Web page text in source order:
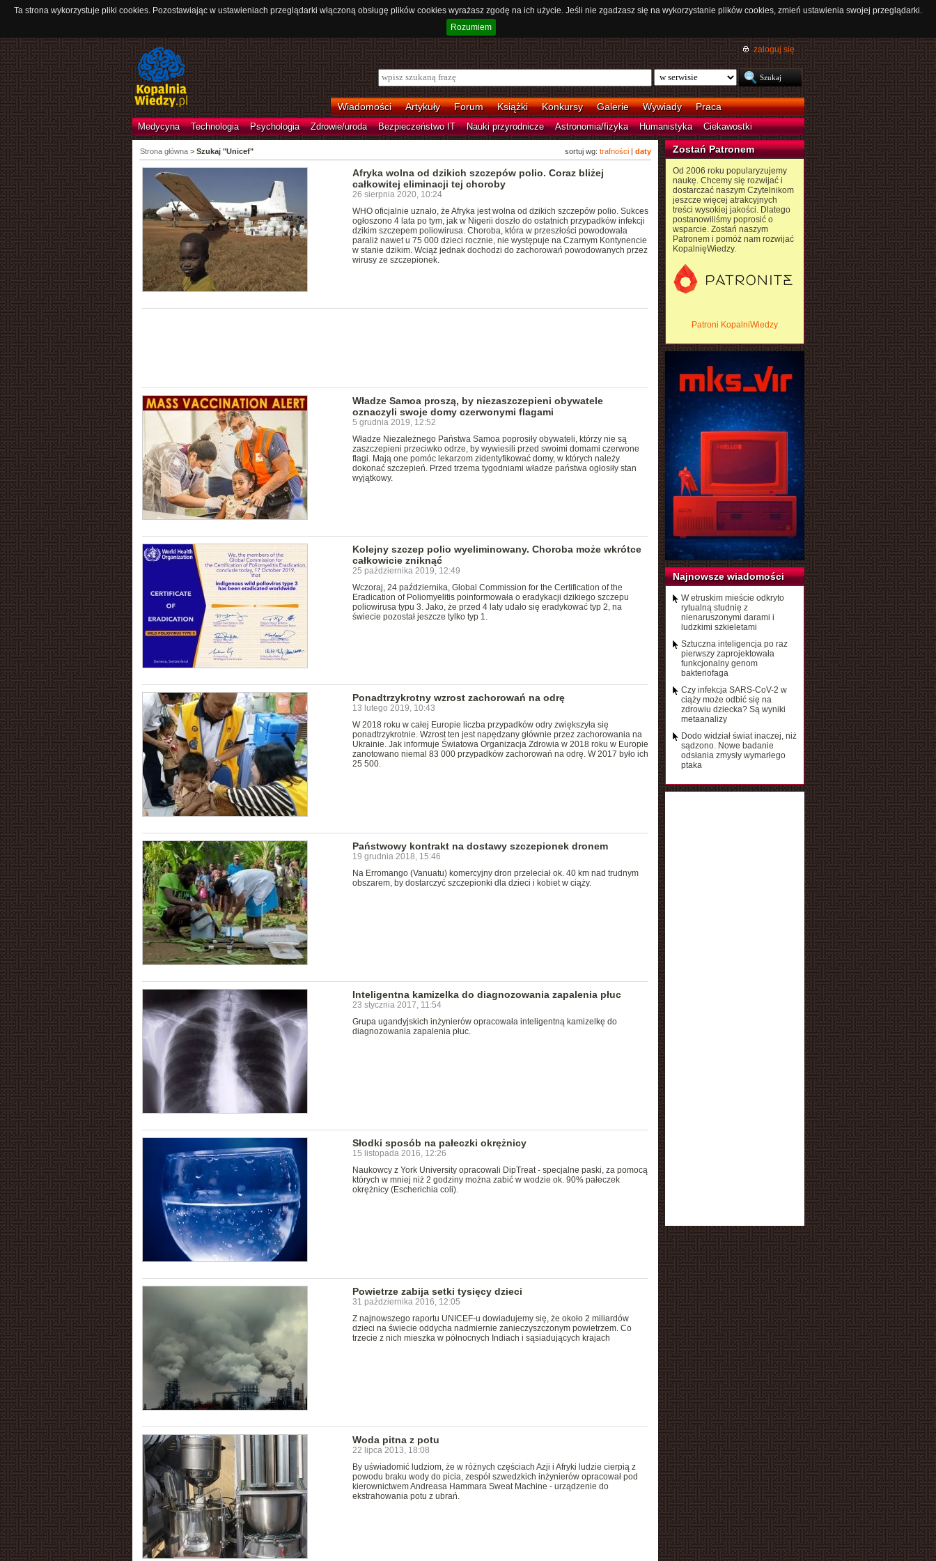
Ta strona wykorzystuje pliki cookies. Pozostawiając w ustawieniach przeglądarki włączoną obsługę plików cookies wyrażasz zgodę na ich użycie. Jeśli nie zgadzasz się na wykorzystanie plików cookies, zmień ustawienia swojej przeglądarki.
Rozumiem
zaloguj się
Wiadomości Artykuły Forum Książki Konkursy Galerie Wywiady Praca
Medycyna Technologia Psychologia Zdrowie/uroda Bezpieczeństwo IT Nauki przyrodnicze Astronomia/fizyka Humanistyka Ciekawostki
sortuj wg: trafności| daty
Strona główna> Szukaj "Unicef"
Afryka wolna od dzikich szczepów polio. Coraz bliżej
całkowitej eliminacji tej choroby
26 sierpnia 2020, 10:24
WHO oficjalnie uznało, że Afryka jest wolna od dzikich szczepów polio. Sukces
ogłoszono 4 lata po tym, jak w Nigerii doszło do ostatnich przypadków infekcji
dzikim szczepem poliowirusa. Choroba, która w przeszłości powodowała
paraliż nawet u 75 000 dzieci rocznie, nie występuje na Czarnym Kontynencie
w stanie dzikim. Wciąż jednak dochodzi do zachorowań powodowanych przez
wirusy ze szczepionek.
Władze Samoa proszą, by niezaszczepieni obywatele
oznaczyli swoje domy czerwonymi flagami
5 grudnia 2019, 12:52
Władze Niezależnego Państwa Samoa poprosiły obywateli, którzy nie są
zaszczepieni przeciwko odrze, by wywiesili przed swoimi domami czerwone
flagi. Mają one pomóc lekarzom zidentyfikować domy, w których należy
dokonać szczepień. Przed trzema tygodniami władze państwa ogłosiły stan
wyjątkowy.
Kolejny szczep polio wyeliminowany. Choroba może wkrótce
całkowicie zniknąć
25 października 2019, 12:49
Wczoraj, 24 października, Global Commission for the Certification of the
Eradication of Poliomyelitis poinformowała o eradykacji dzikiego szczepu
poliowirusa typu 3. Jako, że przed 4 laty udało się eradykować typ 2, na
świecie pozostał jeszcze tylko typ 1.
Ponadtrzykrotny wzrost zachorowań na odrę
13 lutego 2019, 10:43
W 2018 roku w całej Europie liczba przypadków odry zwiększyła się
ponadtrzykrotnie. Wzrost ten jest napędzany głównie przez zachorowania na
Ukrainie. Jak informuje Światowa Organizacja Zdrowia w 2018 roku w Europie
zanotowano niemal 83 000 przypadków zachorowań na odrę. W 2017 było ich
25 500.
Państwowy kontrakt na dostawy szczepionek dronem
19 grudnia 2018, 15:46
Na Erromango (Vanuatu) komercyjny dron przeleciał ok. 40 km nad trudnym
obszarem, by dostarczyć szczepionki dla dzieci i kobiet w ciąży.
Inteligentna kamizelka do diagnozowania zapalenia płuc
23 stycznia 2017, 11:54
Grupa ugandyjskich inżynierów opracowała inteligentną kamizelkę do
diagnozowania zapalenia płuc.
Słodki sposób na pałeczki okrężnicy
15 listopada 2016, 12:26
Naukowcy z York University opracowali DipTreat - specjalne paski, za pomocą
których w mniej niż 2 godziny można zabić w wodzie ok. 90% pałeczek
okrężnicy (Escherichia coli).
Powietrze zabija setki tysięcy dzieci
31 października 2016, 12:05
Z najnowszego raportu UNICEF-u dowiadujemy się, że około 2 miliardów
dzieci na świecie oddycha nadmiernie zanieczyszczonym powietrzem. Co
trzecie z nich mieszka w północnych Indiach i sąsiadujących krajach
Woda pitna z potu
22 lipca 2013, 18:08
By uświadomić ludziom, że w różnych częściach Azji i Afryki ludzie cierpią z
powodu braku wody do picia, zespół szwedzkich inżynierów opracował pod
kierownictwem Andreasa Hammara Sweat Machine - urządzenie do
ekstrahowania potu z ubrań.
Zostań Patronem
Od 2006 roku popularyzujemy
naukę. Chcemy się rozwijać i
dostarczać naszym Czytelnikom
jeszcze więcej atrakcyjnych
treści wysokiej jakości. Dlatego
postanowiliśmy poprosić o
wsparcie. Zostań naszym
Patronem i pomóż nam rozwijać
KopalnięWiedzy.
Patroni KopalniWiedzy
Najnowsze wiadomości
W etruskim mieście odkryto
rytualną studnię z
nienaruszonymi darami i
ludzkimi szkieletami
Sztuczna inteligencja po raz
pierwszy zaprojektowała
funkcjonalny genom
bakteriofaga
Czy infekcja SARS-CoV-2 w
ciąży może odbić się na
zdrowiu dziecka? Są wyniki
metaanalizy
Dodo widział świat inaczej, niż
sądzono. Nowe badanie
odsłania zmysły wymarłego
ptaka